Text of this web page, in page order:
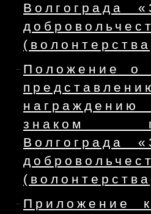
Волгограда
Положение о
знаком
Волгограда
Приложение